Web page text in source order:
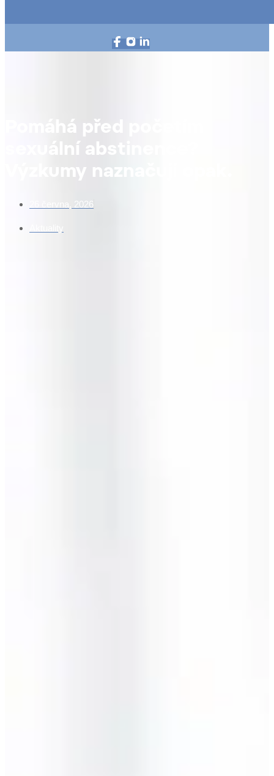
Pomáhá před početím
sexuální abstinence?
Výzkumy naznačují opak.
26 června, 2026